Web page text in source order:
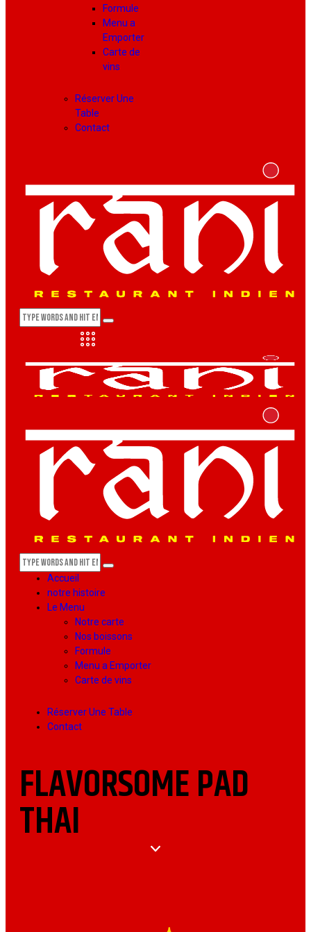
Formule
Menu a
Emporter
Carte de
vins
Réserver Une
Table
Contact
Accueil
notre histoire
Le Menu
Notre carte
Nos boissons
Formule
Menu a Emporter
Carte de vins
Réserver Une Table
Contact
FLAVORSOME PAD
THAI